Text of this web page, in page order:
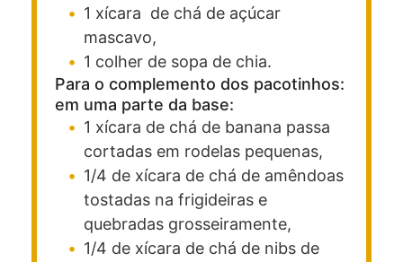
1 xícara de chá de açúcar
mascavo,
1 colher de sopa de chia.
Para o complemento dos pacotinhos:
em uma parte da base:
1 xícara de chá de banana passa
cortadas em rodelas pequenas,
1/4 de xícara de chá de amêndoas
tostadas na frigideiras e
quebradas grosseiramente,
1/4 de xícara de chá de nibs de